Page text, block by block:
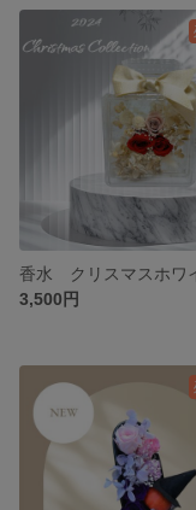
香水 クリスマスホワ
3,500円